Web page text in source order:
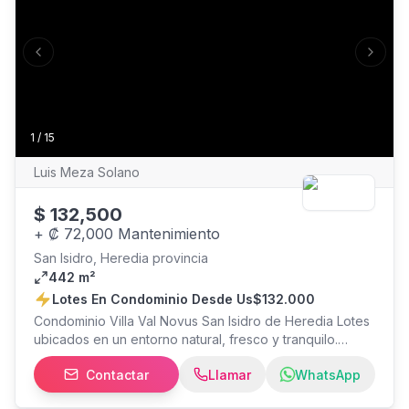
1 / 15
Previous slide Next
Luis Meza Solano
$ 132,500
+ ₡ 72,000 Mantenimiento
San Isidro, Heredia provincia
442 m²
Lotes En Condominio Desde Us$132.000
Condominio Villa Val Novus San Isidro de Heredia Lotes
ubicados en un entorno natural, fresco y tranquilo.
Ideales para construir su vivienda o como inversión.
Disponibilidad: Tamaños desde 442 m² en adelante
Precios desde $132.500,oo Infraestructura diferenciada
Contactar Llamar WhatsApp